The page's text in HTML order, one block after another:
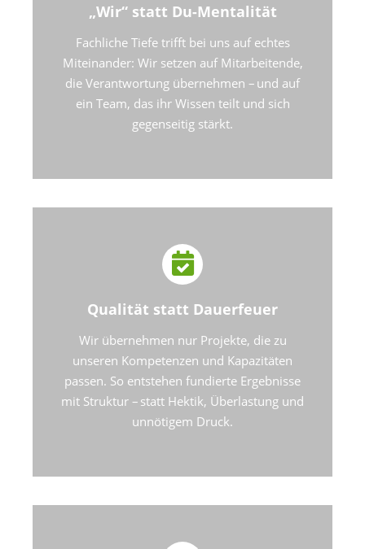
„Wir“ statt Du-Mentalität
Fachliche Tiefe trifft bei uns auf echtes
Miteinander: Wir setzen auf Mitarbeitende,
die Verantwortung übernehmen – und auf
ein Team, das ihr Wissen teilt und sich
gegenseitig stärkt.
Qualität statt Dauerfeuer
Wir übernehmen nur Projekte, die zu
unseren Kompetenzen und Kapazitäten
passen. So entstehen fundierte Ergebnisse
mit Struktur – statt Hektik, Überlastung und
unnötigem Druck.